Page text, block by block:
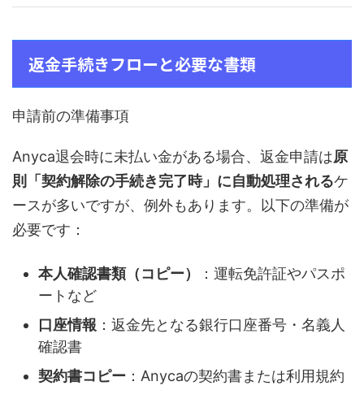
返金手続きフローと必要な書類
申請前の準備事項
Anyca退会時に未払い金がある場合、返金申請は原
則「契約解除の手続き完了時」に自動処理されるケ
ースが多いですが、例外もあります。以下の準備が
必要です：
本人確認書類（コピー）
：運転免許証やパスポ
ートなど
口座情報 ：返金先となる銀行口座番号・名義人
確認書
契約書コピー ：Anycaの契約書または利用規約